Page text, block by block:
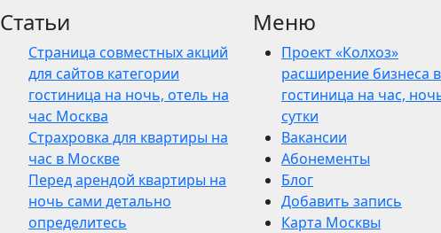
Статьи
Страница совместных акций
для сайтов категории
гостиница на ночь, отель на
час Москва
Страхровка для квартиры на
час в Москве
Перед арендой квартиры на
ночь сами детально
определитесь
Меню
Проект «Колхоз»
расширение бизнеса
гостиница на час,
сутки
Вакансии
Абонементы
Блог
Добавить запись
Карта Москвы